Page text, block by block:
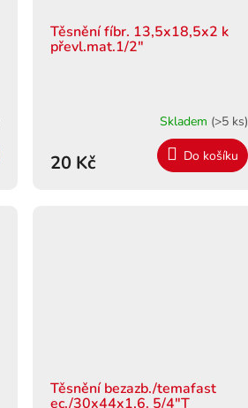
Těsnění fíbr. 13,5x18,5x2 k
převl.mat.1/2"
Skladem (>5 ks)
20 Kč Do košíku
Těsnění bezazb./temafast
ec./30x44x1,6. 5/4"T